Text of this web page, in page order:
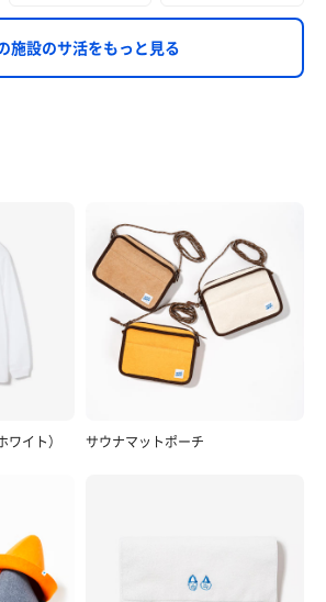
施設のサ活をもっと見る
イト） サウナマットポーチ